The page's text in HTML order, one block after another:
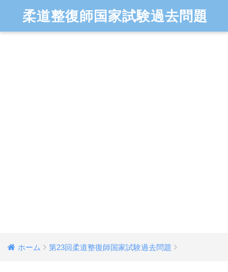
柔道整復師国家試験過去問題
ホーム 第23回柔道整復師国家試験過去問題